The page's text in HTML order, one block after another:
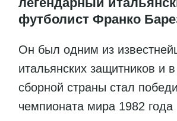
футболист Франко
Он был одним из
итальянских защитников и
сборной страны стал
чемпионата мира 1982 года